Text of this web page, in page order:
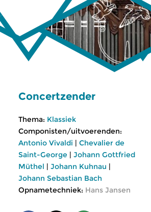
Concertzender
Thema: Klassiek
Componisten/uitvoerenden:
Antonio Vivaldi | Chevalier de
Saint-George | Johann Gottfried
Müthel | Johann Kuhnau |
Johann Sebastian Bach
Opnametechniek: Hans Jansen